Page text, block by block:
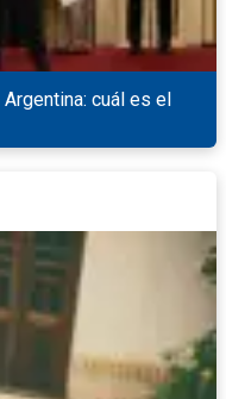
cuál es el